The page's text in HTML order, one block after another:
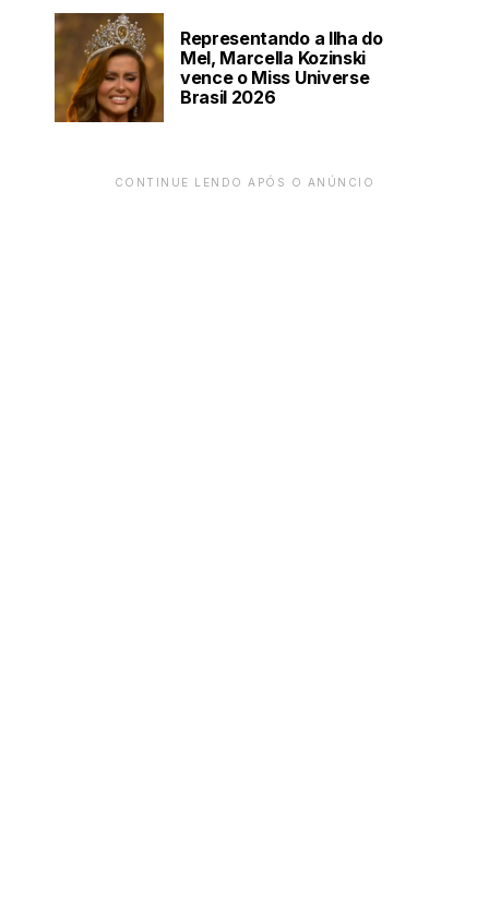
Representando a Ilha do
Mel, Marcella Kozinski
vence o Miss Universe
Brasil 2026
CONTINUE LENDO APÓS O ANÚNCIO